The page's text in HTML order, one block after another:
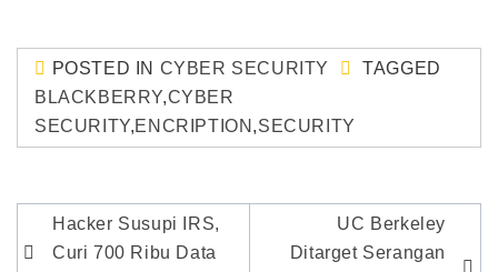
POSTED IN CYBER SECURITY
TAGGED
BLACKBERRY,CYBER
SECURITY,ENCRIPTION ,SECURITY
Post
navigation
Hacker Susupi IRS,
Curi 700 Ribu Data
UC Berkeley
Ditarget Serangan